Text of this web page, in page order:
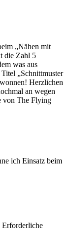
„Nähen mit
die Zahl 5
was aus
„Schnittmuster
Herzlichen
an wegen
von The Flying
ich Einsatz beim
Erforderliche